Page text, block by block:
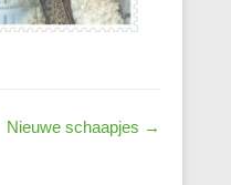
Nieuwe schaapjes →